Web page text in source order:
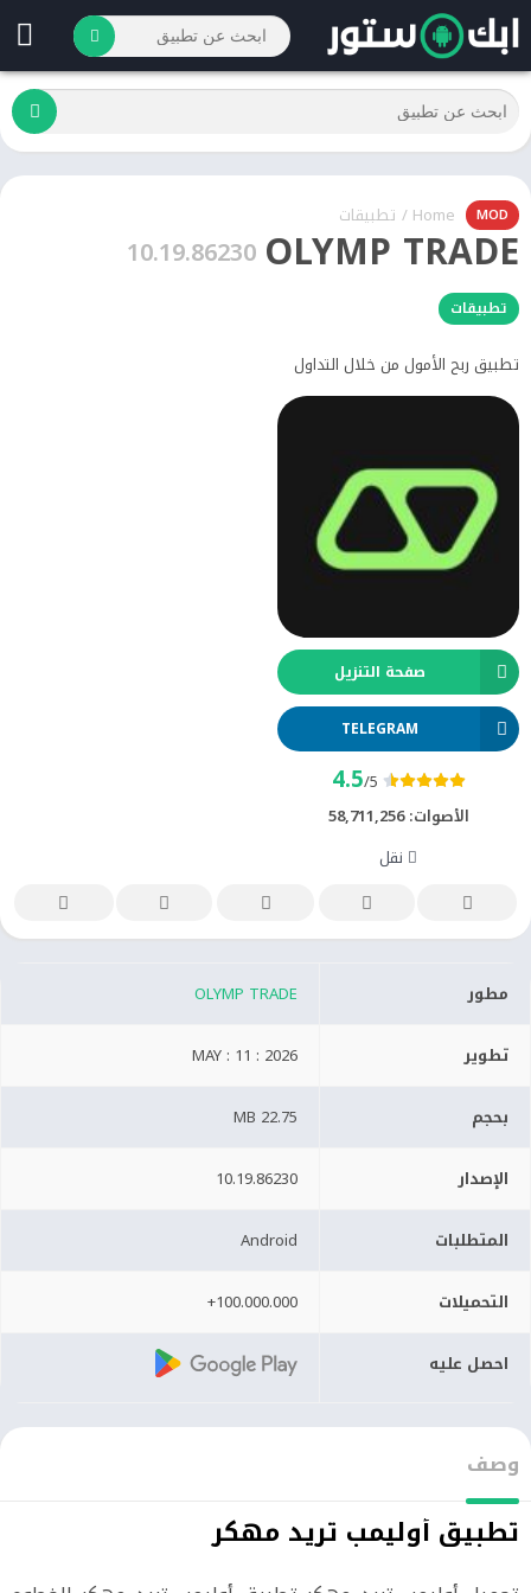
MOD
Home
/ تطبيقات
OLYMP TRADE
10.19.86230
تطبيقات
تطبيق ربح الأمول من خلال التداول
صفحة التنزيل
TELEGRAM
4.5/5
الأصوات:58,711,256
نقل
مطور OLYMP TRADE
تطوير MAY : 11 : 2026
بحجم 22.75 MB
الإصدار 10.19.86230
المتطلبات Android
التحميلات 100.000.000+
احصل عليه
وصف
تطبيق أوليمب تريد مهكر